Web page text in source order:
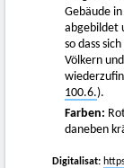
Gebäude
abgebildet
so dass
Völkern
100.6.).
Farben:
daneben
Digitalisat: